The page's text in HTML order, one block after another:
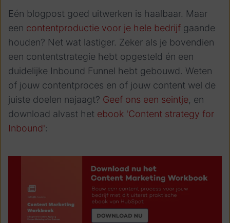
Eén blogpost goed uitwerken is haalbaar. Maar
een contentproductie voor je hele bedrijf gaande
houden? Net wat lastiger. Zeker als je bovendien
een contentstrategie hebt opgesteld én een
duidelijke Inbound Funnel hebt gebouwd. Weten
of jouw contentproces en of jouw content wel de
juiste doelen najaagt? Geef ons een seintje, en
download alvast het ebook 'Content strategy for
Inbound':